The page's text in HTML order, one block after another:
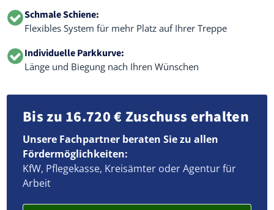
Schmale Schiene:
Flexibles System für mehr Platz auf Ihrer Treppe
Individuelle Parkkurve:
Länge und Biegung nach Ihren Wünschen
Bis zu 16.720 € Zuschuss erhalten
Unsere Fachpartner beraten Sie zu allen
Fördermöglichkeiten:
KfW, Pflegekasse, Kreisämter oder Agentur für
Arbeit